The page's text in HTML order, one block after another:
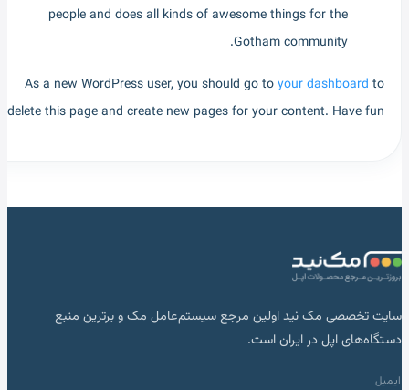
people and does all kinds of awesome things for the
Gotham community.
As a new WordPress user, you should go toyour dashboard to
delete this page and create new pages for your content. Have fun!
سایت تخصصی مک نید اولین مرجع سیستم‌عامل مک و برترین منبع
دستگاه‌های اپل در ایران است.
ایمیل